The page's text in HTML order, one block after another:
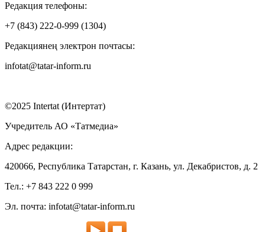
Редакция телефоны:
+7 (843) 222-0-999 (1304)
Редакциянең электрон почтасы:
infotat@tatar-inform.ru
©2025 Intertat (Интертат)
Учредитель АО «Татмедиа»
Адрес редакции:
420066, Республика Татарстан, г. Казань, ул. Декабристов, д. 2
Тел.: +7 843 222 0 999
Эл. почта: infotat@tatar-inform.ru